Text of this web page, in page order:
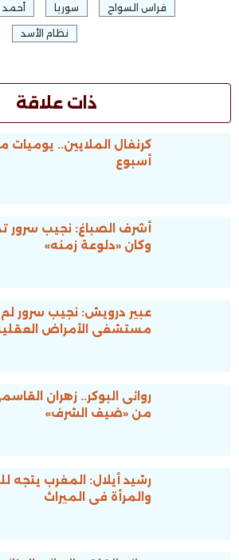
فراس السواح سوريا أحمد
نظام الأسد
ذات علاقة
كرنفال الملايين..
أسبوع
أشرف الصباغ: نجيب سرور
وكان «دلوعة زمنه»
عبير درويش: نجيب سرور
مستشفى الأمراض
روائى البوكر.. زهران
من «ضيف الشرف»
رشيد أيلال: المغرب يتجه
والمرأة فى الميراث